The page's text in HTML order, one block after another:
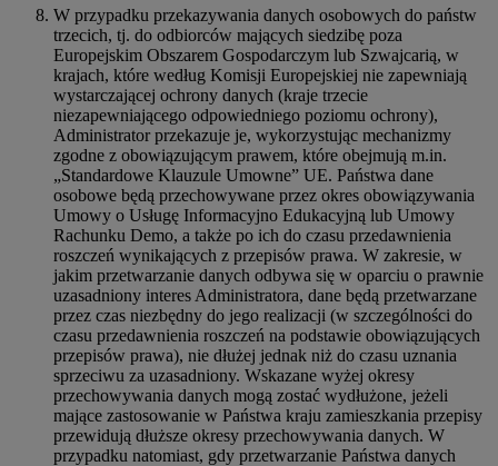
W przypadku przekazywania danych osobowych do państw
trzecich, tj. do odbiorców mających siedzibę poza
Europejskim Obszarem Gospodarczym lub Szwajcarią, w
krajach, które według Komisji Europejskiej nie zapewniają
wystarczającej ochrony danych (kraje trzecie
niezapewniającego odpowiedniego poziomu ochrony),
Administrator przekazuje je, wykorzystując mechanizmy
zgodne z obowiązującym prawem, które obejmują m.in.
„Standardowe Klauzule Umowne” UE. Państwa dane
osobowe będą przechowywane przez okres obowiązywania
Umowy o Usługę Informacyjno Edukacyjną lub Umowy
Rachunku Demo, a także po ich do czasu przedawnienia
roszczeń wynikających z przepisów prawa. W zakresie, w
jakim przetwarzanie danych odbywa się w oparciu o prawnie
uzasadniony interes Administratora, dane będą przetwarzane
przez czas niezbędny do jego realizacji (w szczególności do
czasu przedawnienia roszczeń na podstawie obowiązujących
przepisów prawa), nie dłużej jednak niż do czasu uznania
sprzeciwu za uzasadniony. Wskazane wyżej okresy
przechowywania danych mogą zostać wydłużone, jeżeli
mające zastosowanie w Państwa kraju zamieszkania przepisy
przewidują dłuższe okresy przechowywania danych. W
przypadku natomiast, gdy przetwarzanie Państwa danych